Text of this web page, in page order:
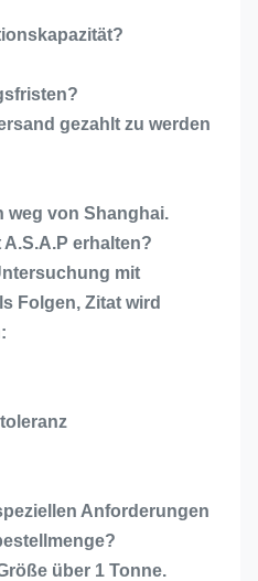
gezahlt zu werden
weg von Shanghai.
erhalten?
mit
Folgen, Zitat wird
Anforderungen
über 1 Tonne.